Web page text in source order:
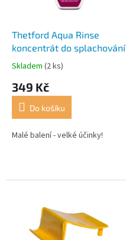
Thetford Aqua Rinse
koncentrát do splachování
Průměrné
produktu
5,0
5
Skladem (2 ks)
349 Kč
Do košíku
Malé balení - velké účinky!